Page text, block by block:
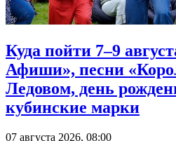
Куда пойти 7–9
Афиши», песни
Ледовом, день
кубинские марки
07 августа 2026, 08:00